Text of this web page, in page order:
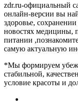
zdr.ru-официальный
онлайн-версии вы
здоровье,
новостях медицины,
питании
самую актуальную
*Мы формируем
стабильной,
условие красоты и